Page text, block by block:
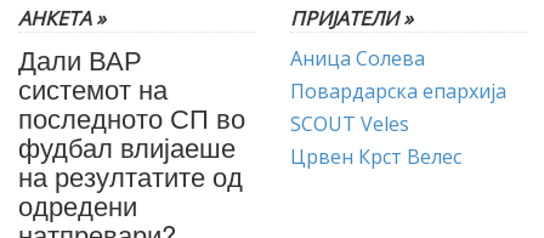
АНКЕТА »
Дали ВАР
системот на
последното СП во
фудбал влијаеше
на резултатите од
одредени
ПРИЈАТЕЛИ »
Аница Солева
Повардарска епархија
SCOUT Veles
Црвен Крст Велес